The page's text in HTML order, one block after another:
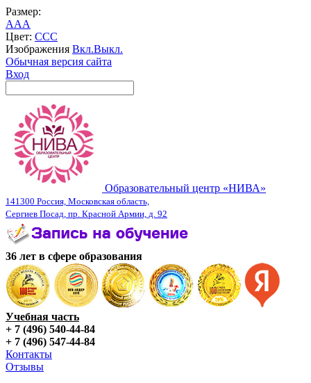
Размер:
AAA
Цвет: CCC
Изображения Вкл.Выкл.
Обычная версия сайта
Вход
Образовательный центр «НИВА»
141300 Россия, Московская область,
Сергиев Посад, пр. Красной Армии, д. 92
36 лет в сфере образования
Учебная часть
+ 7 (496) 540-44-84
+ 7 (496) 547-44-84
Контакты
Отзывы